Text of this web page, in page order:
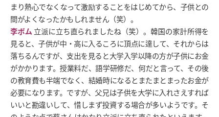
まり熱心でなくなって激励することをはじめてから、子供との
間がよくなったかもしれません（笑）。
李ボム 立派に立ち直られましたね（笑）。韓国の家計所得を
見ると、子供が中・高に入るころに頂点に達して、それからは
落ちるんですが、支出を見ると大学入学以降の方が子供にお金
がかかります。授業料だ、語学研修だ、何だと言って、その後
の教育費も半端でなく、結婚時になるとまたまとまったお金が
必要になります。ですが、父兄は子供を大学に入れさえすれば
いいと勘違いして、惜しまず投資する場合が多いようです。そ